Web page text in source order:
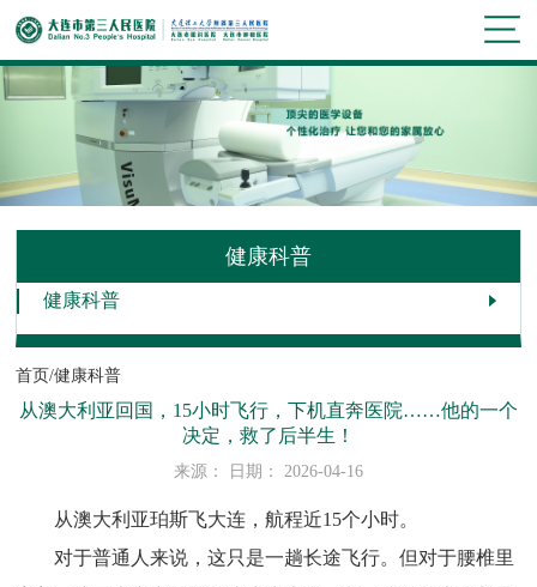
健康科普
健康科普
首页/健康科普
从澳大利亚回国，15小时飞行，下机直奔医院……他的一个
决定，救了后半生！
来源： 日期： 2026-04-16
从澳大利亚珀斯飞大连，航程近15个小时。
对于普通人来说，这只是一趟长途飞行。但对于腰椎里